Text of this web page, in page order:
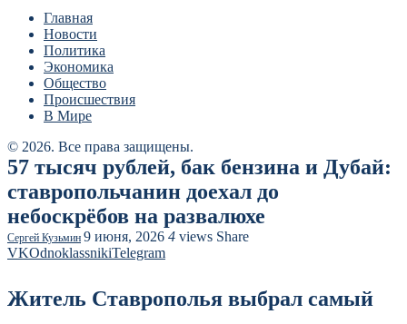
Главная
Новости
Политика
Экономика
Общество
Происшествия
В Мире
© 2026. Все права защищены.
57 тысяч рублей, бак бензина и Дубай:
ставропольчанин доехал до
небоскрёбов на развалюхе
Сергей Кузьмин 9 июня, 2026 4 views Share
VKOdnoklassnikiTelegram
Житель Ставрополья выбрал самый